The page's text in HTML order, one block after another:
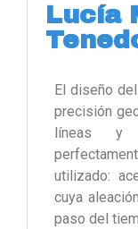
Lucía
El diseño
precisión
líneas y
utilizado:
cuya
paso del